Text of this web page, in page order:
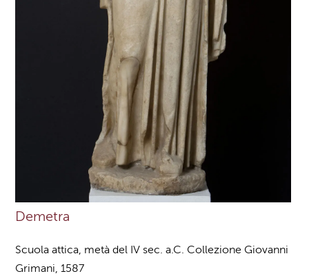
Demetra
Scuola attica, metà del IV sec. a.C. Collezione Giovanni
Grimani, 1587